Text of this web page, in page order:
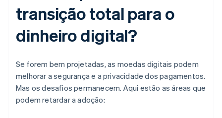
transição total para o
dinheiro digital?
Se forem bem projetadas, as moedas digitais podem
melhorar a segurança e a privacidade dos pagamentos.
Mas os desafios permanecem. Aqui estão as áreas que
podem retardar a adoção: